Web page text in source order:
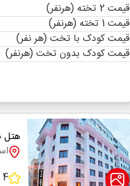
قیمت 2 تخته (هرنفر)
قیمت 1 تخته (هرنفر)
قیمت کودک با تخت (هر نفر)
قیمت کودک بدون تخت (هرنفر)
هتل
4 ستاره